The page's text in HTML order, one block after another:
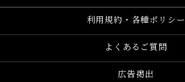
利用規約・各種ポリシー
よくあるご質問
広告掲出